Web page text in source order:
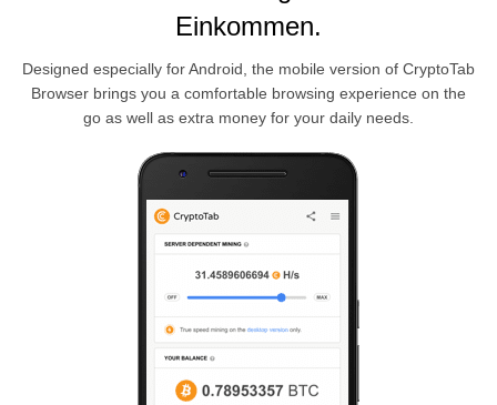
Einkommen.
Designed especially forAndroid , the mobile version of CryptoTab
Browser brings you a comfortable browsing experience on the
go as well as extra money for your daily needs.